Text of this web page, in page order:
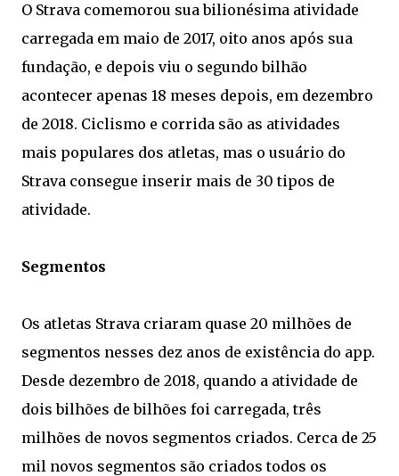
O Strava comemorou sua bilionésima atividade
carregada em maio de 2017, oito anos após sua
fundação, e depois viu o segundo bilhão
acontecer apenas 18 meses depois, em dezembro
de 2018. Ciclismo e corrida são as atividades
mais populares dos atletas, mas o usuário do
Strava consegue inserir mais de 30 tipos de
atividade.
Segmentos
Os atletas Strava criaram quase 20 milhões de
segmentos nesses dez anos de existência do app.
Desde dezembro de 2018, quando a atividade de
dois bilhões de bilhões foi carregada, três
milhões de novos segmentos criados. Cerca de 25
mil novos segmentos são criados todos os